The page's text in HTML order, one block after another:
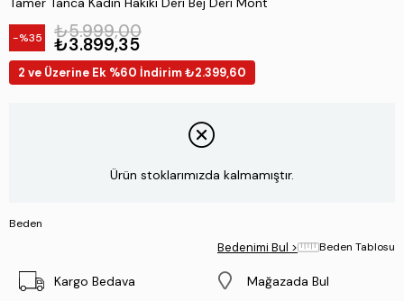
35 ₺5.999,00
₺3.899,35
2 ve Üzerine Ek %60 İndirim ₺2.399,60
Ürün stoklarımızda kalmamıştır.
Beden
Bedenimi Bul > Beden Tablosu
Kargo Bedava Mağazada Bul